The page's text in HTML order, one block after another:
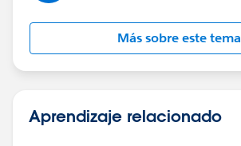
Más sobre este tema
Aprendizaje relacionado